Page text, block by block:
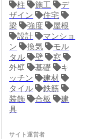
柱
施工
デ
ザイン
住宅
梁
強度
屋根
設計
マンショ
ン
換気
モル
タル
壁
窓
外壁
基礎
キ
ッチン
建材
タイル
鉄筋
装飾
合板
建
具
サイト運営者